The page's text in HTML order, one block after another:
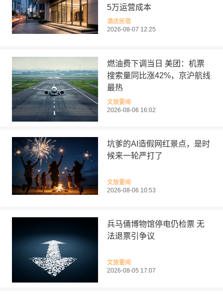
5万运营成本
酒店民宿
2026-08-07 12:25
燃油费下调当日 美团：机票
搜索量同比涨42%，京沪航线
最热
文旅要闻
2026-08-06 16:02
坑爹的AI造假网红景点，是时
候来一轮严打了
文旅要闻
2026-08-06 10:53
兵马俑博物馆停电仍检票 无
法退票引争议
文旅要闻
2026-08-05 17:07